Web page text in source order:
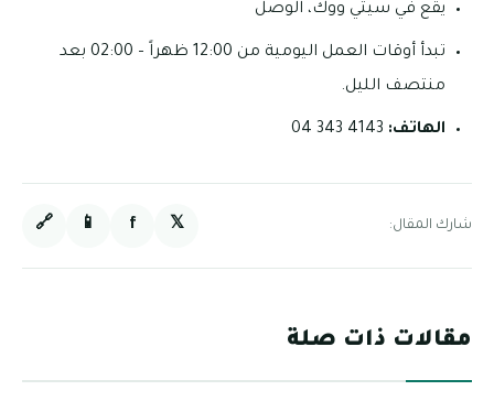
يقع في سيتي ووك، الوصل
تبدأ أوقات العمل اليومية من 12:00 ظهراً – 02:00 بعد
منتصف الليل.
الهاتف:
شارك المقال: 𝕏
f
📱
🔗
مقالات ذات صلة